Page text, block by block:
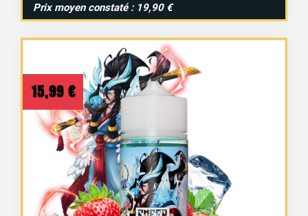
Prix moyen constaté : 19,90 €
15,99 €